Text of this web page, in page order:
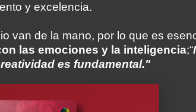
y excelencia.
van de la mano, por lo que es
las emociones y la inteligencia;“
es fundamental."